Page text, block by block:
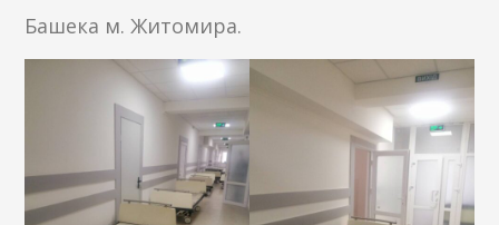
Башека м. Житомира.